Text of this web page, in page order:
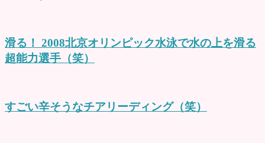
滑る！ 2008北京オリンピック水泳で水の上を滑る
超能力選手（笑）
すごい辛そうなチアリーディング（笑）